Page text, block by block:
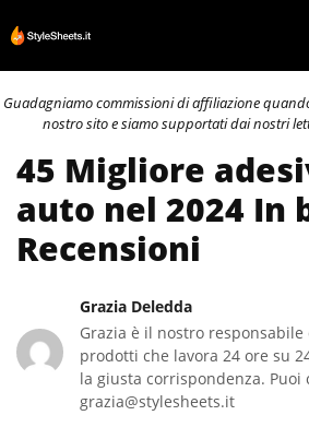
al
contenuto
Guadagniamo commissioni di affiliazione
nostro sito e siamo supportati dai nostri
45 Migliore
auto nel 2024 In
Recensioni
Grazia Deledda
Grazia è il nostro
prodotti che lavora 24 ore su
la giusta corrispondenza. Puoi
grazia@stylesheets.it